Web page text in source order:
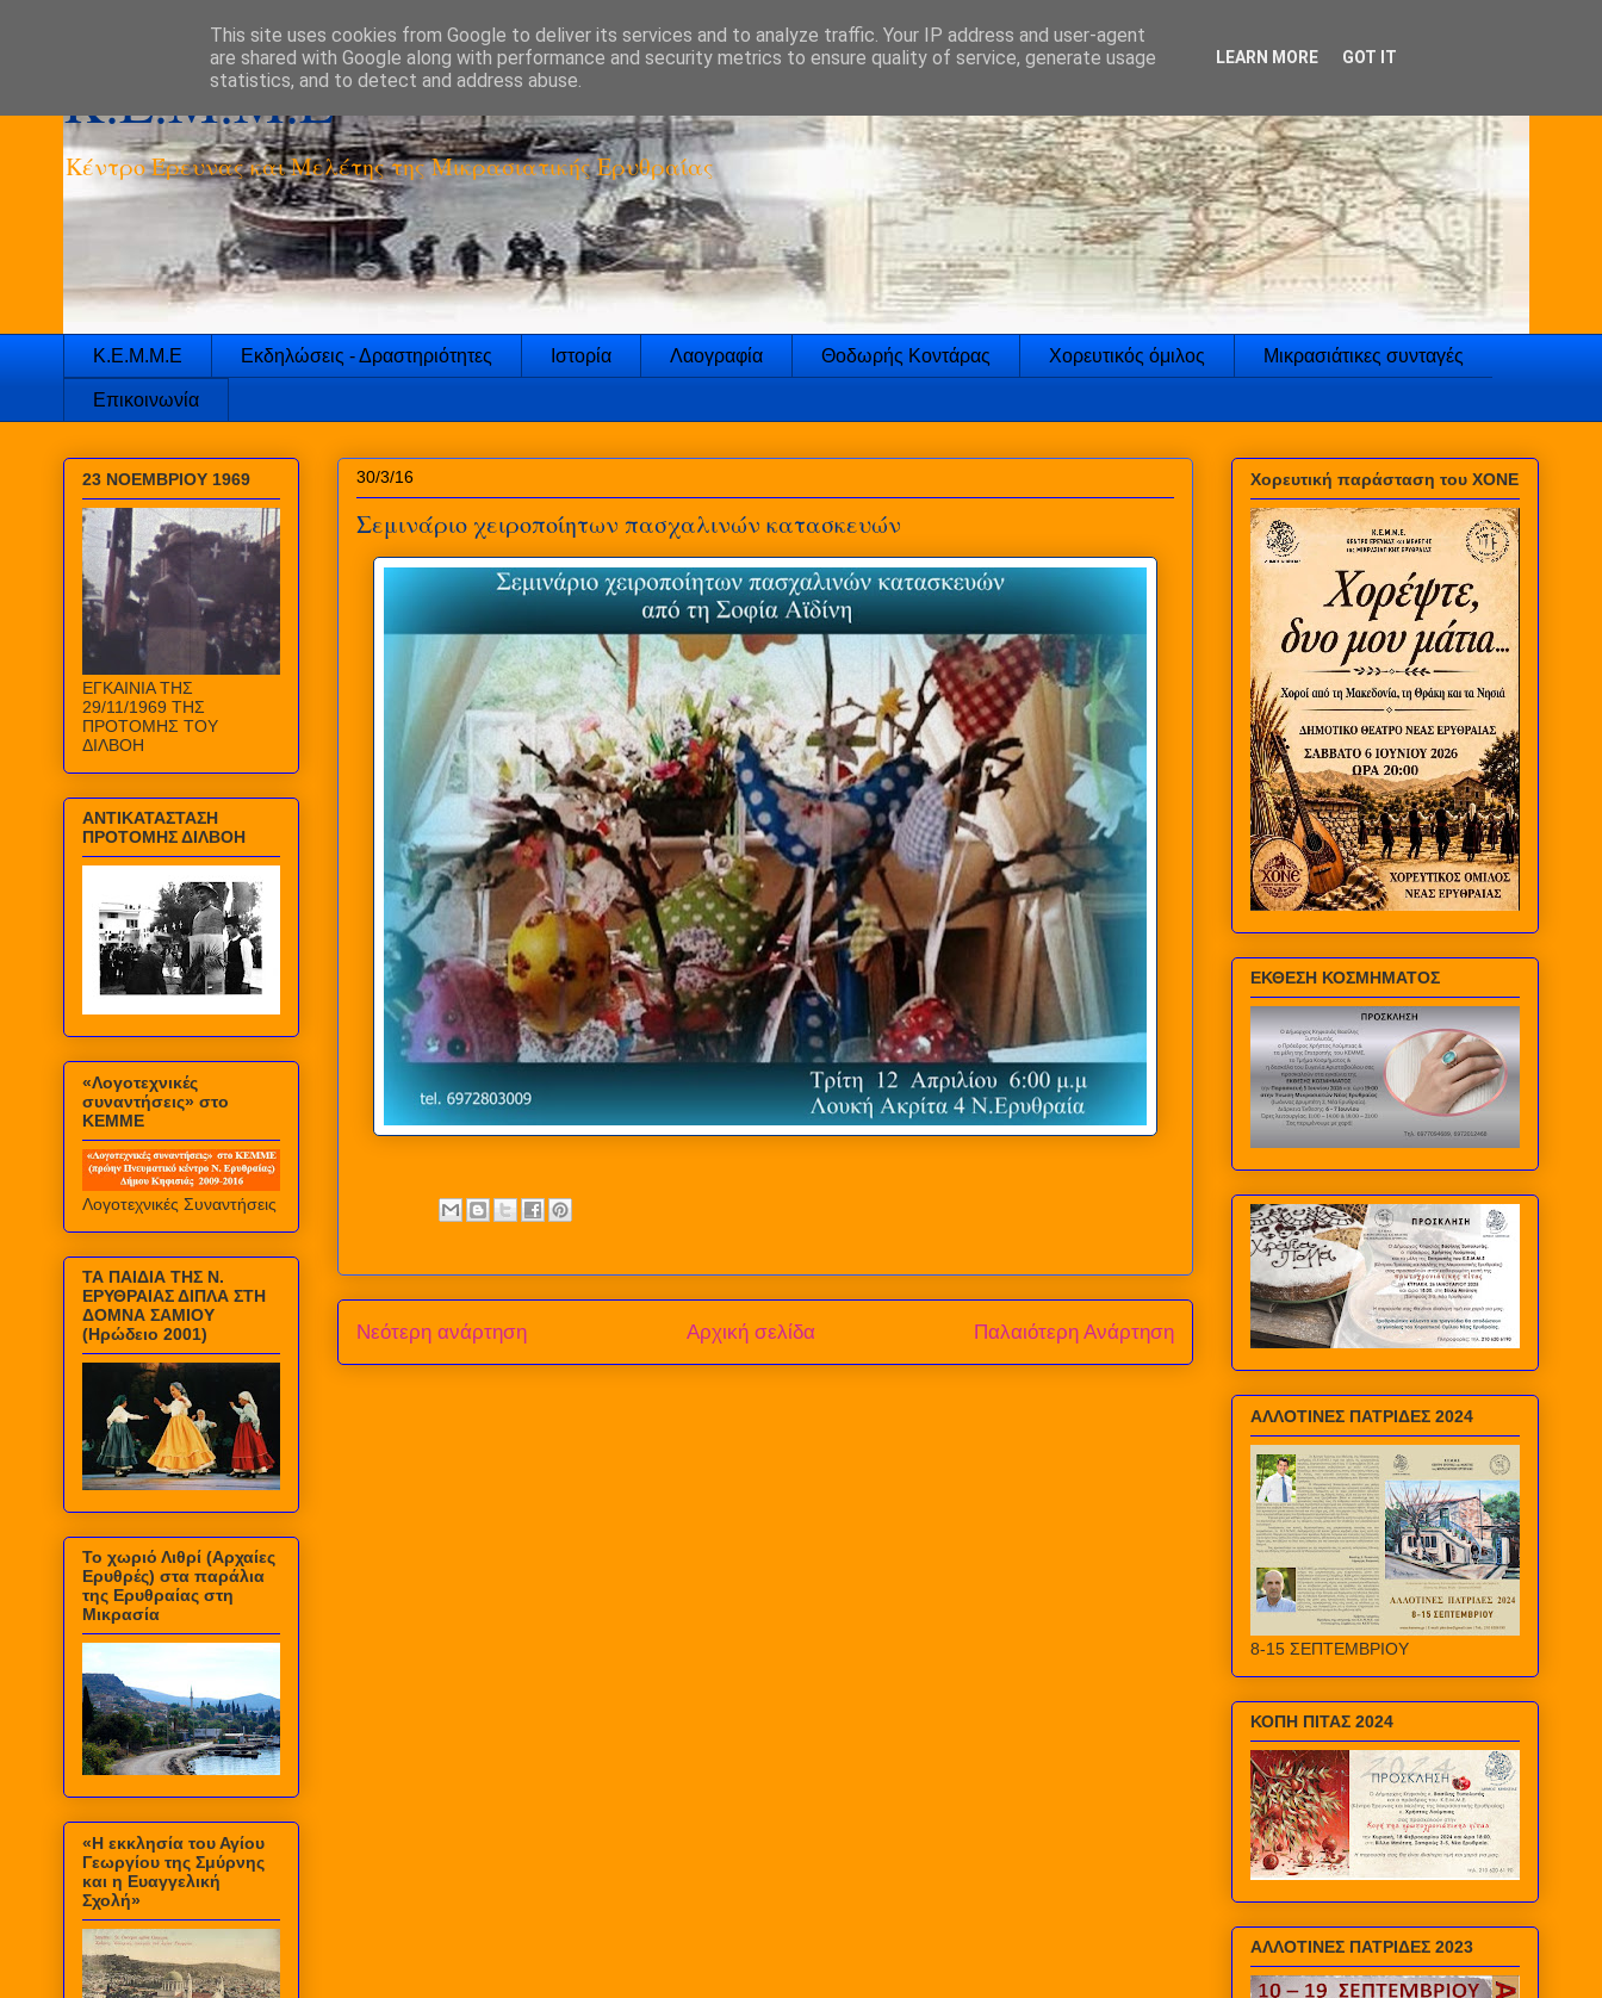
K.E.M.M.E
Κέντρο Έρευνας και Μελέτης της Μικρασιατικής Ερυθραίας
Κ.Ε.Μ.Μ.Ε Εκδηλώσεις - Δραστηριότητες Ιστορία Λαογραφία Θοδωρής Κοντάρας Χορευτικός όμιλος Μικρασιάτικες συνταγές
Επικοινωνία
30/3/16
Σεμινάριο χειροποίητων πασχαλινών κατασκευών
Νεότερη ανάρτηση Παλαιότερη Ανάρτηση
Αρχική σελίδα
23 ΝΟΕΜΒΡΙΟΥ 1969
ΕΓΚΑΙΝΙΑ ΤΗΣ
29/11/1969 ΤΗΣ
ΠΡΟΤΟΜΗΣ ΤΟΥ
ΔΙΛΒΟΗ
ΑΝΤΙΚΑΤΑΣΤΑΣΗ
ΠΡΟΤΟΜΗΣ ΔΙΛΒΟΗ
«Λογοτεχνικές
συναντήσεις» στο
ΚΕΜΜΕ
Λογοτεχνικές Συναντήσεις
ΤΑ ΠΑΙΔΙΑ ΤΗΣ Ν.
ΕΡΥΘΡΑΙΑΣ ΔΙΠΛΑ ΣΤΗ
ΔΟΜΝΑ ΣΑΜΙΟΥ
(Ηρώδειο 2001)
Το χωριό Λιθρί (Αρχαίες
Ερυθρές) στα παράλια
της Ερυθραίας στη
Μικρασία
«Η εκκλησία του Αγίου
Γεωργίου της Σμύρνης
και η Ευαγγελική
Σχολή»
Χορευτική παράσταση του ΧΟΝΕ
ΕΚΘΕΣΗ ΚΟΣΜΗΜΑΤΟΣ
ΑΛΛΟΤΙΝΕΣ ΠΑΤΡΙΔΕΣ 2024
8-15 ΣΕΠΤΕΜΒΡΙΟΥ
ΚΟΠΗ ΠΙΤΑΣ 2024
ΑΛΛΟΤΙΝΕΣ ΠΑΤΡΙΔΕΣ 2023
This site uses cookies from Google to deliver its services and to analyze traffic. Your IP address and user-agent
are shared with Google along with performance and security metrics to ensure quality of service, generate usage
statistics, and to detect and address abuse.
LEARN MORE GOT IT